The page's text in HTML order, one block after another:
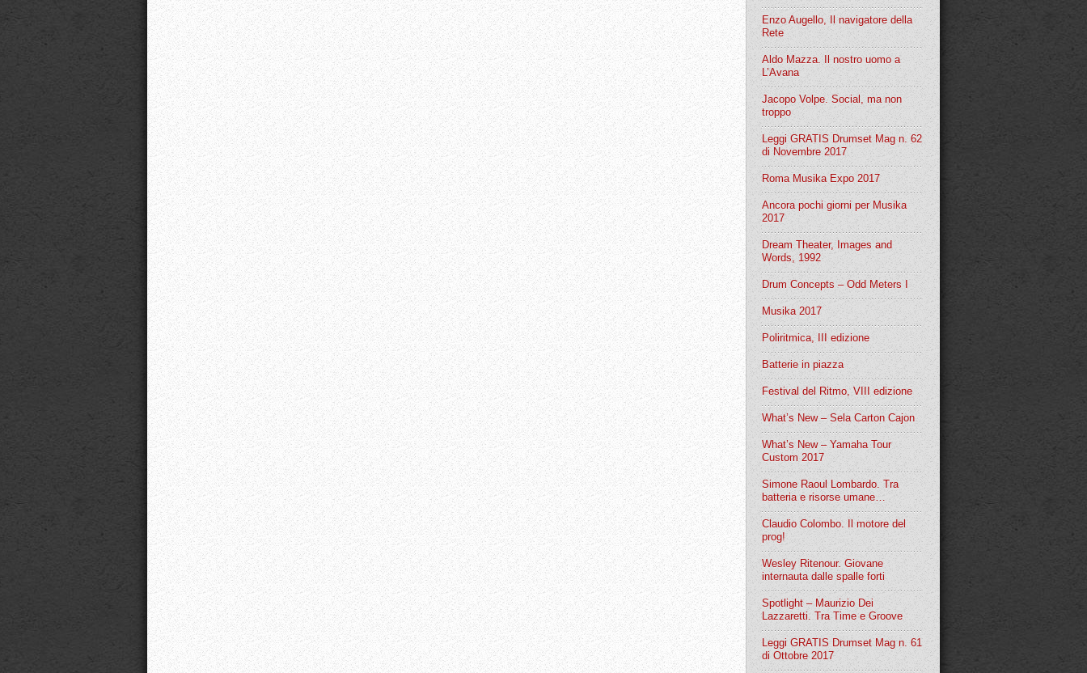
Enzo Augello, Il navigatore della
Rete
Aldo Mazza. Il nostro uomo a
L’Avana
Jacopo Volpe. Social, ma non
troppo
Leggi GRATIS Drumset Mag n. 62
di Novembre 2017
Roma Musika Expo 2017
Ancora pochi giorni per Musika
2017
Dream Theater, Images and
Words, 1992
Drum Concepts – Odd Meters I
Musika 2017
Poliritmica, III edizione
Batterie in piazza
Festival del Ritmo, VIII edizione
What’s New – Sela Carton Cajon
What’s New – Yamaha Tour
Custom 2017
Simone Raoul Lombardo. Tra
batteria e risorse umane…
Claudio Colombo. Il motore del
prog!
Wesley Ritenour. Giovane
internauta dalle spalle forti
Spotlight – Maurizio Dei
Lazzaretti. Tra Time e Groove
Leggi GRATIS Drumset Mag n. 61
di Ottobre 2017